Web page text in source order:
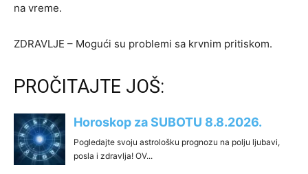
na vreme.
ZDRAVLJE – Mogući su problemi sa krvnim pritiskom.
PROČITAJTE JOŠ: